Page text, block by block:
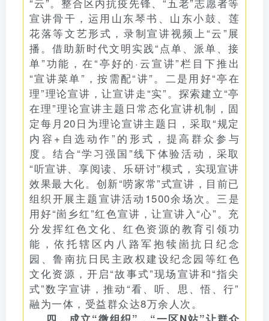
宣讲骨干，运用山东琴书、山东小鼓、莲
花落等文艺形式，录制宣讲视频上“云”展
播。借助新时代文明实践“点单、派单、接
单”功能，在“亭好的·云宣讲”栏目下推出
“宣讲菜单”，按需配“讲”。二是用好“亭在
理”理论宣讲，让宣讲走“实”。探索建立“亭
在理”理论宣讲主题日常态化宣讲机制，固
定每月20日为理论宣讲主题日，采取“规定
内容+自选动作”的形式，提高群众参与
度。结合“学习强国”线下体验活动，采取
“听宣讲、享阅读、乐研讨”模式，实现宣讲
效果最大化。创新“唠家常”式宣讲，目前已
组织开展主题宣讲活动1500余场次。三是
用好“崮乡红”红色宣讲，让宣讲入“心”。充
分发挥红色文化、红色资源的教育引领功
能，依托辖区内八路军抱犊崮抗日纪念
园、鲁南抗日民主政权建设纪念园等红色
文化资源，开启“故事式”现场宣讲和“指尖
式”数字宣讲，推动“看、听、思、悟、行”
融为一体，受益群众达8万余人次。